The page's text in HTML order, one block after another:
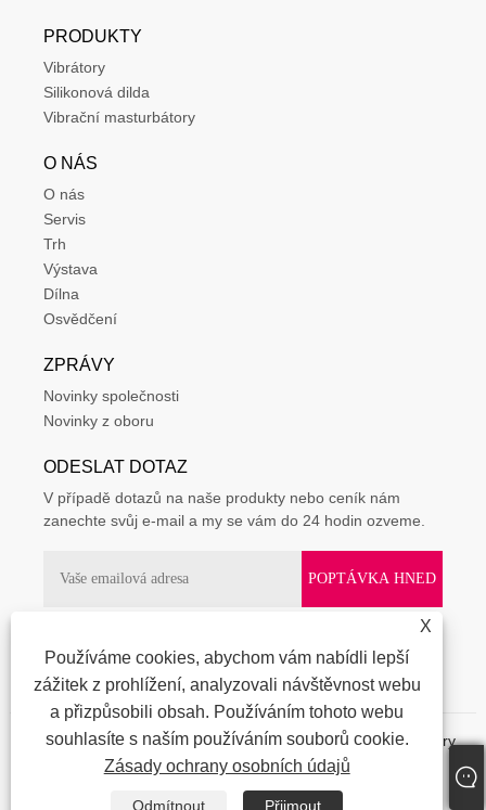
PRODUKTY
Vibrátory
Silikonová dilda
Vibrační masturbátory
O NÁS
O nás
Servis
Trh
Výstava
Dílna
Osvědčení
ZPRÁVY
Novinky společnosti
Novinky z oboru
ODESLAT DOTAZ
V případě dotazů na naše produkty nebo ceník nám
zanechte svůj e-mail a my se vám do 24 hodin ozveme.
Copyright © 2023 Shenzhen Loving World Co., Ltd. - Vibrátory,
silikonová dilda, vibrační masturbátory - Všechna práva
vyhrazena.
X
Používáme cookies, abychom vám nabídli lepší
zážitek z prohlížení, analyzovali návštěvnost webu
a přizpůsobili obsah. Používáním tohoto webu
souhlasíte s naším používáním souborů cookie.
Zásady ochrany osobních údajů
Odmítnout Přijmout